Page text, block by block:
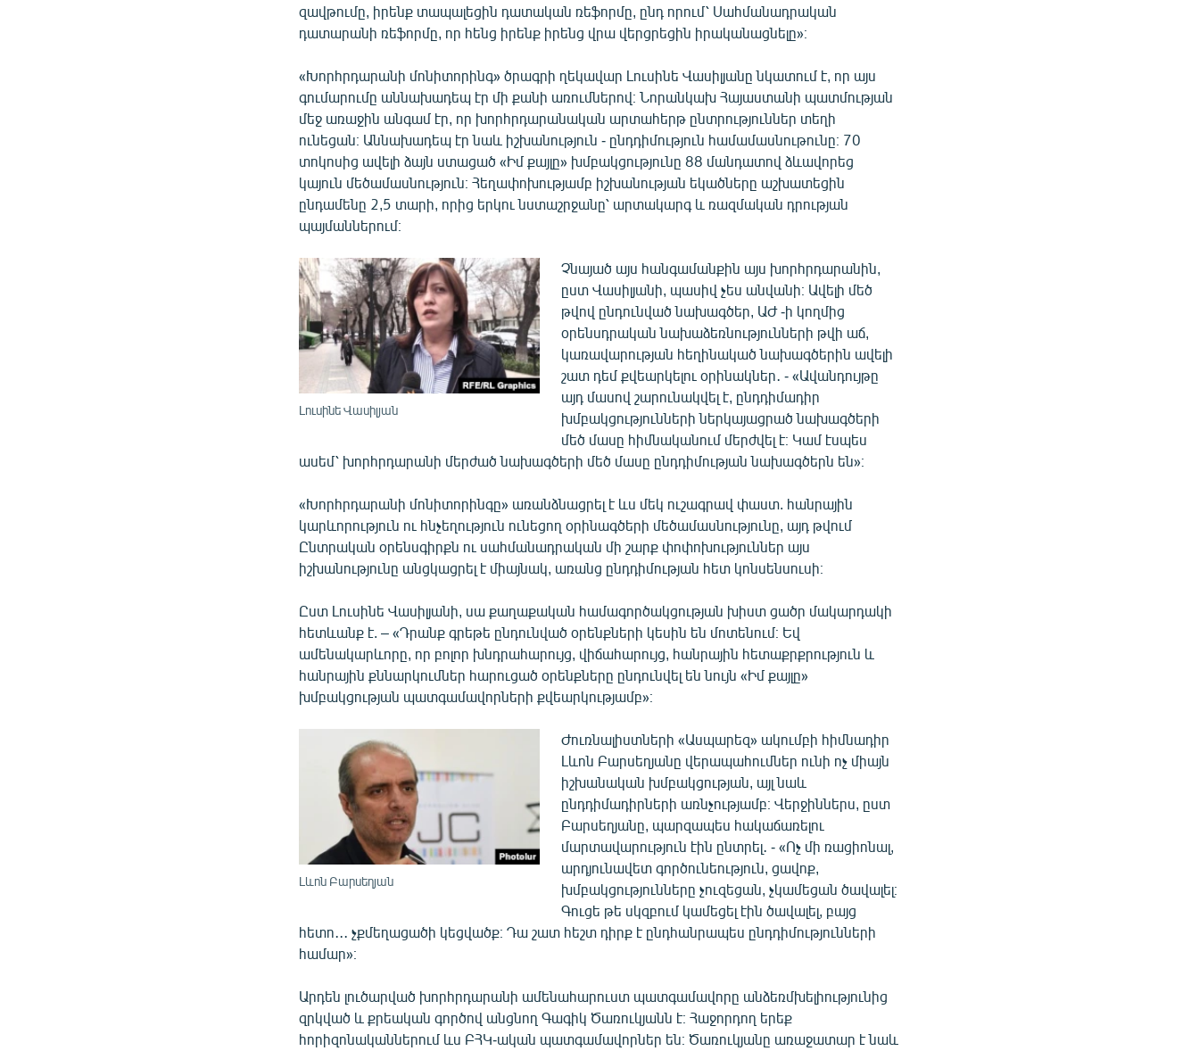
զավթումը, իրենք տապալեցին դատական ռեֆորմը, ընդ որում՝ Սահմանադրական
դատարանի ռեֆորմը, որ հենց իրենք իրենց վրա վերցրեցին իրականացնելը»։
«Խորհրդարանի մոնիտորինգ» ծրագրի ղեկավար Լուսինե Վասիլյանը նկատում է, որ այս
գումարումը աննախադեպ էր մի քանի առումներով։ Նորանկախ Հայաստանի պատմության
մեջ առաջին անգամ էր, որ խորհրդարանական արտահերթ ընտրություններ տեղի
ունեցան։ Աննախադեպ էր նաև իշխանություն - ընդդիմություն համամասնութունը։ 70
տոկոսից ավելի ձայն ստացած «Իմ քայլը» խմբակցությունը 88 մանդատով ձևավորեց
կայուն մեծամասնություն։ Հեղափոխությամբ իշխանության եկածները աշխատեցին
ընդամենը 2,5 տարի, որից երկու նստաշրջանը՝ արտակարգ և ռազմական դրության
պայմաններում։
Լուսինե Վասիլյան
Չնայած այս հանգամանքին այս խորհրդարանին,
ըստ Վասիլյանի, պասիվ չես անվանի։ Ավելի մեծ
թվով ընդունված նախագծեր, ԱԺ -ի կողմից
օրենսդրական նախաձեռնությունների թվի աճ,
կառավարության հեղինակած նախագծերին ավելի
շատ դեմ քվեարկելու օրինակներ․ - «Ավանդույթը
այդ մասով շարունակվել է, ընդդիմադիր
խմբակցությունների ներկայացրած նախագծերի
մեծ մասը հիմնականում մերժվել է։ Կամ էսպես
ասեմ՝ խորհրդարանի մերժած նախագծերի մեծ մասը ընդդիմության նախագծերն են»։
«Խորհրդարանի մոնիտորինգը» առանձնացրել է ևս մեկ ուշագրավ փաստ. հանրային
կարևորություն ու հնչեղություն ունեցող օրինագծերի մեծամասնությունը, այդ թվում
Ընտրական օրենսգիրքն ու սահմանադրական մի շարք փոփոխություններ այս
իշխանությունը անցկացրել է միայնակ, առանց ընդդիմության հետ կոնսենսուսի։
Ըստ Լուսինե Վասիլյանի, սա քաղաքական համագործակցության խիստ ցածր մակարդակի
հետևանք է. – «Դրանք գրեթե ընդունված օրենքների կեսին են մոտենում։ Եվ
ամենակարևորը, որ բոլոր խնդրահարույց, վիճահարույց, հանրային հետաքրքրություն և
հանրային քննարկումներ հարուցած օրենքները ընդունվել են նույն «Իմ քայլը»
խմբակցության պատգամավորների քվեարկությամբ»։
Լևոն Բարսեղյան
Ժուռնալիստների «Ասպարեզ» ակումբի հիմնադիր
Լևոն Բարսեղյանը վերապահումներ ունի ոչ միայն
իշխանական խմբակցության, այլ նաև
ընդդիմադիրների առնչությամբ։ Վերջիններս, ըստ
Բարսեղյանը, պարզապես հակաճառելու
մարտավարություն էին ընտրել․ - «Ոչ մի ռացիոնալ,
արդյունավետ գործունեություն, ցավոք,
խմբակցությունները չուզեցան, չկամեցան ծավալել։
Գուցե թե սկզբում կամեցել էին ծավալել, բայց
հետո․․․ չքմեղացածի կեցվածք։ Դա շատ հեշտ դիրք է ընդհանրապես ընդդիմությունների
համար»։
Արդեն լուծարված խորհրդարանի ամենահարուստ պատգամավորը անձեռմխելիությունից
զրկված և քրեական գործով անցնող Գագիկ Ծառուկյանն է։ Հաջորդող երեք
հորիզոնականներում ևս ԲՀԿ-ական պատգամավորներ են։ Ծառուկյանը առաջատար է նաև